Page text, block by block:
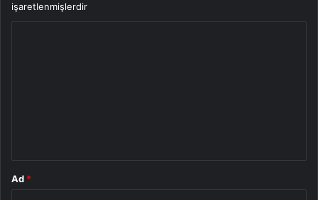
işaretlenmişlerdir
Ad *